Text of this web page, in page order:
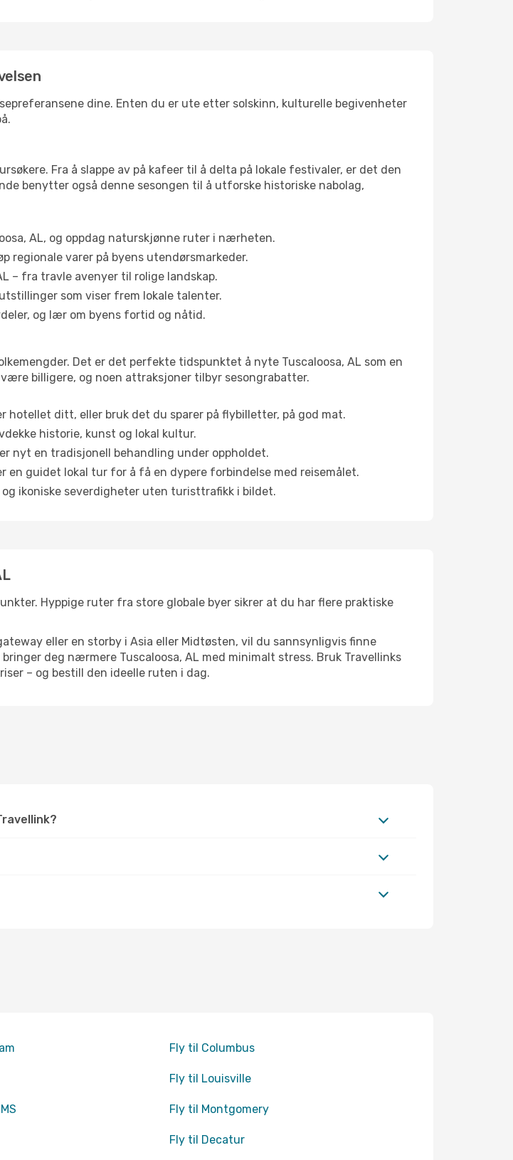
dine. Enten du er ute etter solskinn, kulturelle begivenheter
Fra å slappe av på kafeer til å delta på lokale festivaler, er det den
benytter også denne sesongen til å utforske historiske nabolag,
AL, og oppdag naturskjønne ruter i nærheten.
regionale varer på byens utendørsmarkeder.
– fra travle avenyer til rolige landskap.
som viser frem lokale talenter.
og lær om byens fortid og nåtid.
Det er det perfekte tidspunktet å nyte Tuscaloosa, AL som en
billigere, og noen attraksjoner tilbyr sesongrabatter.
hotellet ditt, eller bruk det du sparer på flybilletter, på god mat.
historie, kunst og lokal kultur.
nyt en tradisjonell behandling under oppholdet.
en guidet lokal tur for å få en dypere forbindelse med reisemålet.
ikoniske severdigheter uten turisttrafikk i bildet.
Hyppige ruter fra store globale byer sikrer at du har flere praktiske
eller en storby i Asia eller Midtøsten, vil du sannsynligvis finne
deg nærmere Tuscaloosa, AL med minimalt stress. Bruk Travellinks
– og bestill den ideelle ruten i dag.
Fly til Columbus
Fly til Louisville
Fly til Montgomery
Fly til Decatur